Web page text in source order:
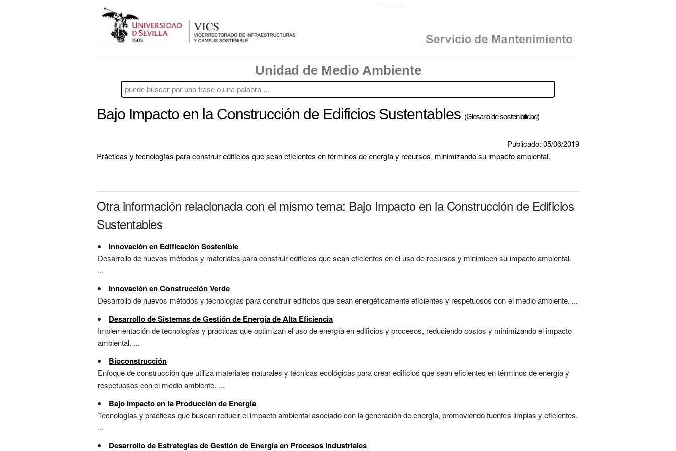
Unidad de Medio Ambiente
Bajo Impacto en la Construcción de Edificios Sustentables (Glosario de sostenibilidad)
Publicado: 05/06/2019
Prácticas y tecnologías para construir edificios que sean eficientes en términos de energía y recursos, minimizando su impacto ambiental.
Otra información relacionada con el mismo tema: Bajo Impacto en la Construcción de Edificios
Sustentables
Innovación en Edificación Sostenible
Desarrollo de nuevos métodos y materiales para construir edificios que sean eficientes en el uso de recursos y minimicen su impacto ambiental.
...
Innovación en Construcción Verde
Desarrollo de nuevos métodos y tecnologías para construir edificios que sean energéticamente eficientes y respetuosos con el medio ambiente. ...
Desarrollo de Sistemas de Gestión de Energía de Alta Eficiencia
Implementación de tecnologías y prácticas que optimizan el uso de energía en edificios y procesos, reduciendo costos y minimizando el impacto
ambiental. ...
Bioconstrucción
Enfoque de construcción que utiliza materiales naturales y técnicas ecológicas para crear edificios que sean eficientes en términos de energía y
respetuosos con el medio ambiente. ...
Bajo Impacto en la Producción de Energía
Tecnologías y prácticas que buscan reducir el impacto ambiental asociado con la generación de energía, promoviendo fuentes limpias y eficientes.
...
Desarrollo de Estrategias de Gestión de Energía en Procesos Industriales